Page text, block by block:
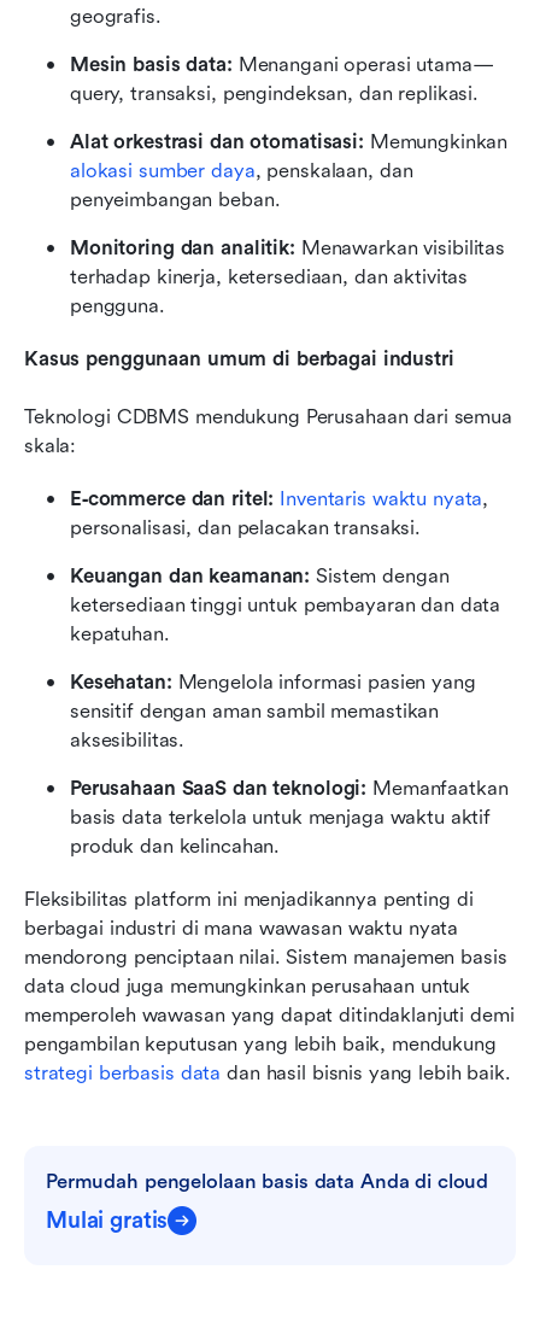
geografis.
Mesin basis data: Menangani operasi utama—
query, transaksi, pengindeksan, dan replikasi.
Alat orkestrasi dan otomatisasi:
alokasi sumber daya, penskalaan, dan
penyeimbangan beban.
Monitoring dan analitik: Menawarkan visibilitas
terhadap kinerja, ketersediaan, dan aktivitas
pengguna.
Kasus penggunaan umum di berbagai industri
Teknologi CDBMS mendukung Perusahaan dari semua
skala:
E‑commerce dan ritel: Inventaris waktu nyata,
personalisasi, dan pelacakan transaksi.
Keuangan dan keamanan: Sistem dengan
ketersediaan tinggi untuk pembayaran dan data
kepatuhan.
Kesehatan: Mengelola informasi pasien yang
sensitif dengan aman sambil memastikan
aksesibilitas.
Perusahaan SaaS dan teknologi: Memanfaatkan
basis data terkelola untuk menjaga waktu aktif
produk dan kelincahan.
Fleksibilitas platform ini menjadikannya penting di
berbagai industri di mana wawasan waktu nyata
mendorong penciptaan nilai. Sistem manajemen basis
data cloud juga memungkinkan perusahaan untuk
memperoleh wawasan yang dapat ditindaklanjuti demi
strategi berbasis data dan hasil bisnis yang lebih baik.
Permudah pengelolaan basis data Anda di cloud
Mulai gratis